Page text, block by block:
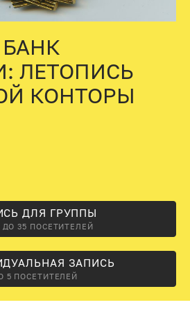
ЛЕТОПИСЬ
КОНТОРЫ
ДЛЯ ГРУППЫ
ДО 35 ПОСЕТИТЕЛЕЙ
ЗАПИСЬ
5 ПОСЕТИТЕЛЕЙ